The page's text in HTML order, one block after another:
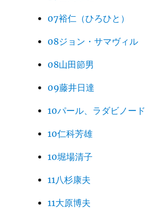
07裕仁（ひろひと）
08ジョン・サマヴィル
08山田節男
09藤井日達
10パール、ラダビノード
10仁科芳雄
10堀場清子
11八杉康夫
11大原博夫